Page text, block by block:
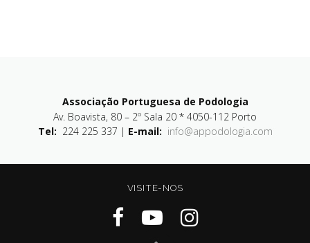
Associação Portuguesa de Podologia
Av. Boavista, 80 – 2º Sala 20 * 4050-112 Porto
Tel: 224 225 337 | E-mail: info@appodologia.com
VISITE-NOS